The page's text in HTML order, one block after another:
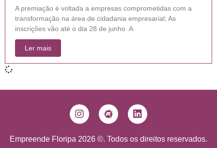
A premiação é voltada a empresas comprometidas com a
transformação na área de cidadania empresarial; As
inscrições vão até o dia 28 de junho A
Ler mais
Empreende Floripa 2026 ©. Todos os direitos reservados.